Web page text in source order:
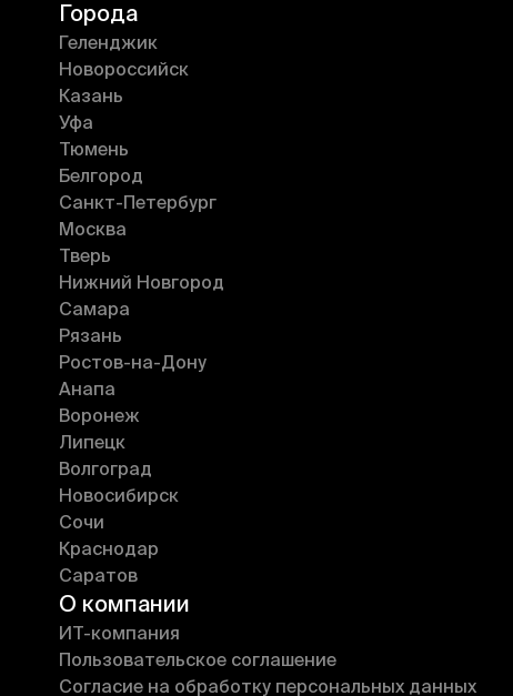
Города
Геленджик
Новороссийск
Казань
Уфа
Тюмень
Белгород
Санкт-Петербург
Москва
Тверь
Нижний Новгород
Самара
Рязань
Ростов-на-Дону
Анапа
Воронеж
Липецк
Волгоград
Новосибирск
Сочи
Краснодар
Саратов
О компании
ИT-компания
Пользовательское соглашение
Согласие на обработку персональных данных